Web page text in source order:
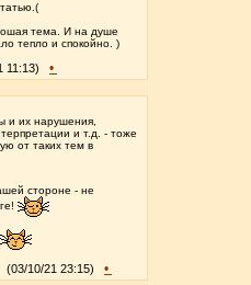
тема. И на душе
тепло и спокойно. )
11:13) •
и их нарушения,
и т.д. - тоже
от таких тем в
стороне - не
(03/10/21 23:15) •